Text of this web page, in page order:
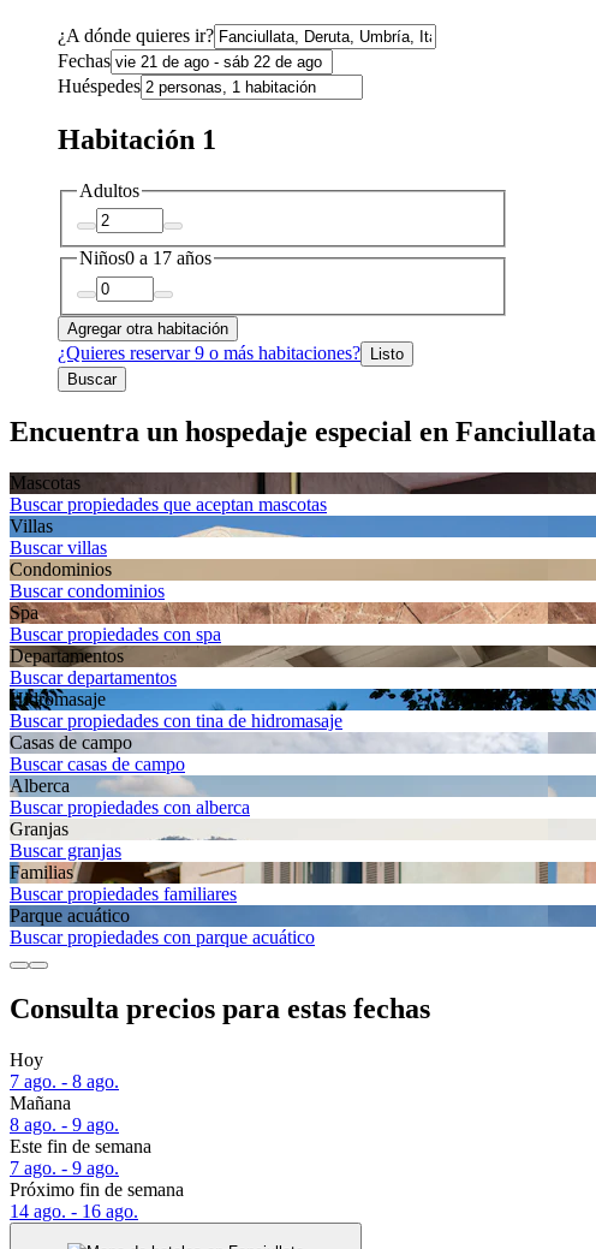
¿A dónde quieres ir?
Fechas
Huéspedes
Habitación 1
Adultos
Niños0 a 17 años
Agregar otra habitación
¿Quieres reservar 9 o más habitaciones? Listo
Buscar
Encuentra un hospedaje especial en Fanciullata
Mascotas
Buscar propiedades que aceptan mascotas
Villas
Buscar villas
Condominios
Buscar condominios
Spa
Buscar propiedades con spa
Departa­mentos
Buscar departamentos
Hidromasaje
Buscar propiedades con tina de hidromasaje
Casas de campo
Buscar casas de campo
Alberca
Buscar propiedades con alberca
Granjas
Buscar granjas
Familias
Buscar propiedades familiares
Parque acuático
Buscar propiedades con parque acuático
Consulta precios para estas fechas
Hoy
7 ago. - 8 ago.
Mañana
8 ago. - 9 ago.
Este fin de semana
7 ago. - 9 ago.
Próximo fin de semana
14 ago. - 16 ago.